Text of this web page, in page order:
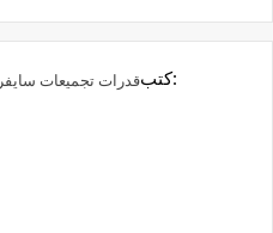
قدرات تجميعات سايفر 2025 كتب: